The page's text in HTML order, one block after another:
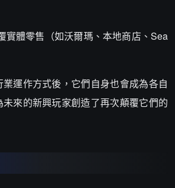
實體零售（如沃爾瑪、本地商店、Sea
運作方式後，它們自身也會成為各自
來的新興玩家創造了再次顛覆它們的